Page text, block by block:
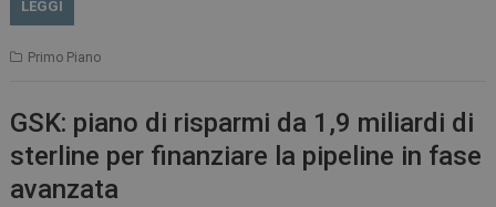
LEGGI
Primo Piano
GSK: piano di risparmi da 1,9 miliardi di
sterline per finanziare la pipeline in fase
avanzata